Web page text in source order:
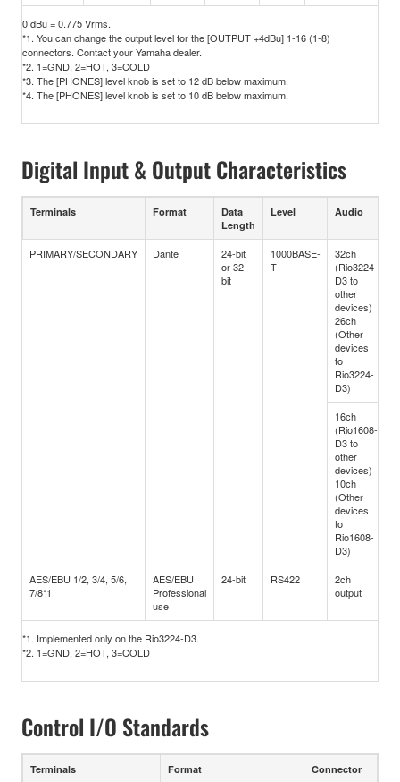
0 dBu = 0.775 Vrms.
*1. You can change the output level for the [OUTPUT +4dBu] 1-16 (1-8)
connectors. Contact your Yamaha dealer.
*2. 1=GND, 2=HOT, 3=COLD
*3. The [PHONES] level knob is set to 12 dB below maximum.
*4. The [PHONES] level knob is set to 10 dB below maximum.
Digital Input & Output Characteristics
Terminals Format
Data
Length
Level Audio
PRIMARY/SECONDARY Dante
24-bit
or 32-
bit
1000BASE-
T
32ch
(Rio3224-
D3 to
other
devices)
26ch
(Other
devices
to
Rio3224-
D3)
16ch
(Rio1608-
D3 to
other
devices)
10ch
(Other
devices
to
Rio1608-
D3)
AES/EBU 1/2, 3/4, 5/6,
7/8*1
AES/EBU
Professional
use
24-bit RS422
2ch
output
*1. Implemented only on the Rio3224-D3.
*2. 1=GND, 2=HOT, 3=COLD
Control I/O Standards
Terminals Format Connector